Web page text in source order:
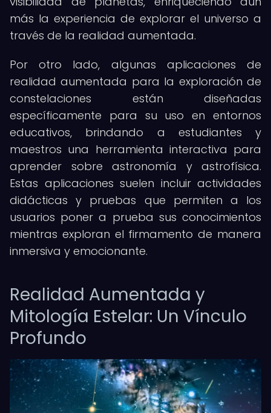
más la experiencia de explorar el universo a
través de la realidad aumentada.
Por otro lado, algunas aplicaciones de
realidad aumentada para la exploración de
constelaciones están diseñadas
específicamente para su uso en entornos
educativos, brindando a estudiantes y
maestros una herramienta interactiva para
aprender sobre astronomía y astrofísica.
Estas aplicaciones suelen incluir actividades
didácticas y pruebas que permiten a los
usuarios poner a prueba sus conocimientos
mientras exploran el firmamento de manera
inmersiva y emocionante.
Realidad Aumentada y
Mitología Estelar: Un Vínculo
Profundo